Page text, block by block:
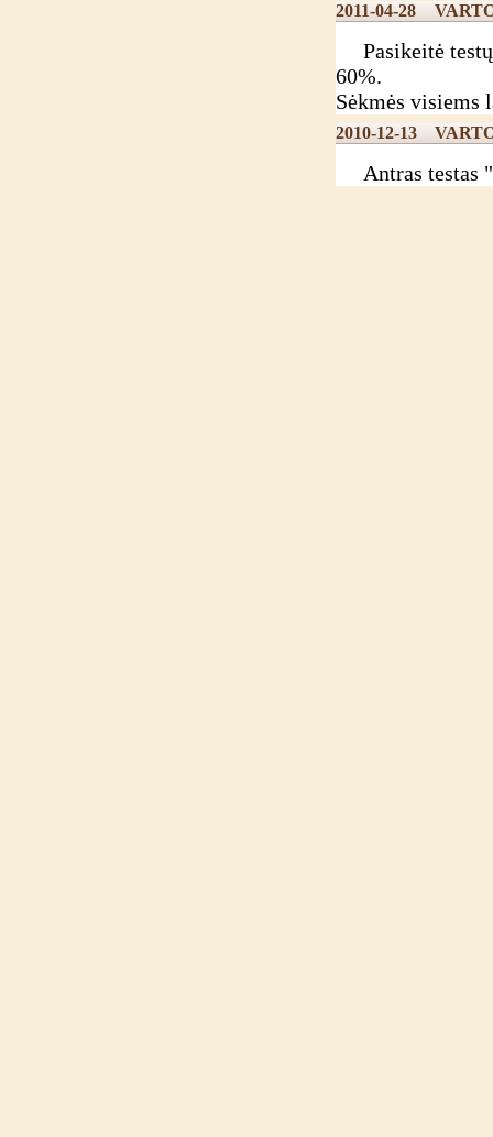
2011-04-28
Pasikeitė testų
60%.
Sėkmės visiems
2010-12-13
Antras testas